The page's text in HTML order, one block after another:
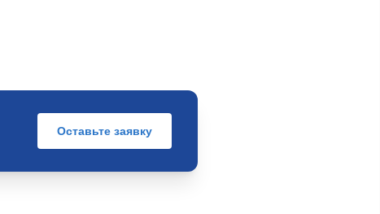
Оставьте заявку